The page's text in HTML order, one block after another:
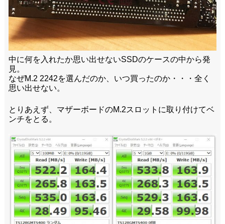
中に何を入れたか思い出せないSSDのケースの中から発
見。
なぜM.2 2242を選んだのか、いつ買ったのか・・・全く
思い出せない。
とりあえず、マザーボードのM.2スロットに取り付けてベ
ンチをとる。